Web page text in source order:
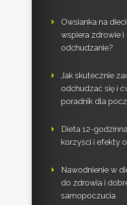
Owsianka na
wspiera zdrowie i
odchudzanie?
Jak skutecznie
odchudzać się i
poradnik dla
Dieta 12-
korzyści i efekty
Nawodnienie w
do zdrowia i
samopoczucia